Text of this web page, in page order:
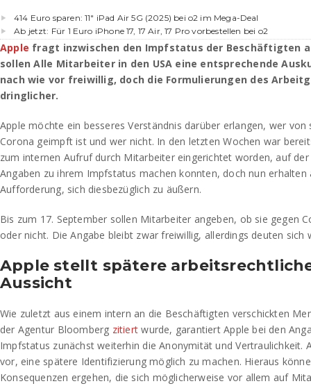
414 Euro sparen: 11″ iPad Air 5G (2025) bei o2 im Mega-Deal
Ab jetzt: Für 1 Euro iPhone 17, 17 Air, 17 Pro vorbestellen bei o2
Apple fragt inzwischen den Impfstatus der Beschäftigten
sollen Alle Mitarbeiter in den USA eine entsprechende
nach wie vor freiwillig, doch die Formulierungen des
dringlicher.
Apple möchte ein besseres Verständnis darüber erlangen, wer
Corona geimpft ist und wer nicht. In den letzten Wochen war
zum internen Aufruf durch Mitarbeiter eingerichtet worden, auf
Angaben zu ihrem Impfstatus machen konnten, doch nun
Aufforderung, sich diesbezüglich zu äußern.
Bis zum 17. September sollen Mitarbeiter angeben, ob sie gegen
oder nicht. Die Angabe bleibt zwar freiwillig, allerdings deuten sich
Apple stellt spätere
Aussicht
Wie zuletzt aus einem intern an die Beschäftigten verschickten
der Agentur Bloomberg zitiert wurde, garantiert Apple bei den
Impfstatus zunächst weiterhin die Anonymität und Vertraulichkeit.
vor, eine spätere Identifizierung möglich zu machen. Hieraus
Konsequenzen ergehen, die sich möglicherweise vor allem auf